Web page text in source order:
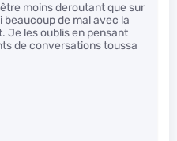
moins deroutant que sur
beaucoup de mal avec la
Je les oublis en pensant
de conversations toussa